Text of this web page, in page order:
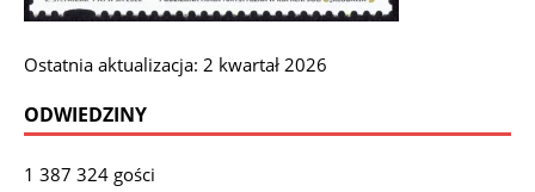
Ostatnia aktualizacja: 2 kwartał 2026
ODWIEDZINY
1 387 324 gości